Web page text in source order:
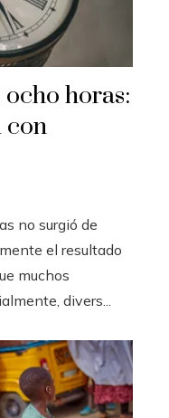
horas:
con
no surgió de
el resultado
muchos
divers...